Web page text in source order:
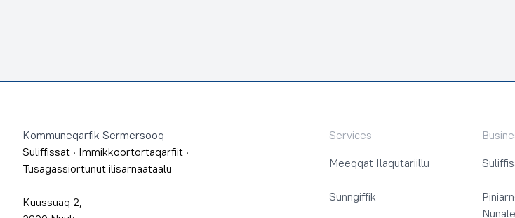
Kommuneqarfik Sermersooq
Suliffissat · Immikkoortortaqarfiit ·
Tusagassiortunut ilisarnaataalu
Kuussuaq 2,
Services
Meeqqat Ilaqutariillu
Sunngiffik